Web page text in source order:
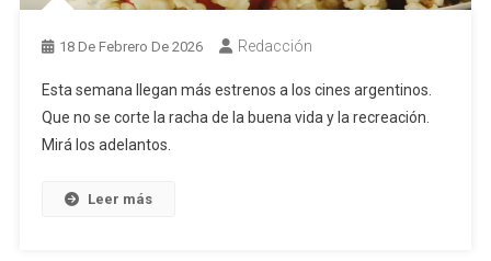
18 De Febrero De 2026 Redacción
Esta semana llegan más estrenos a los cines argentinos.
Que no se corte la racha de la buena vida y la recreación.
Mirá los adelantos.
Leer más